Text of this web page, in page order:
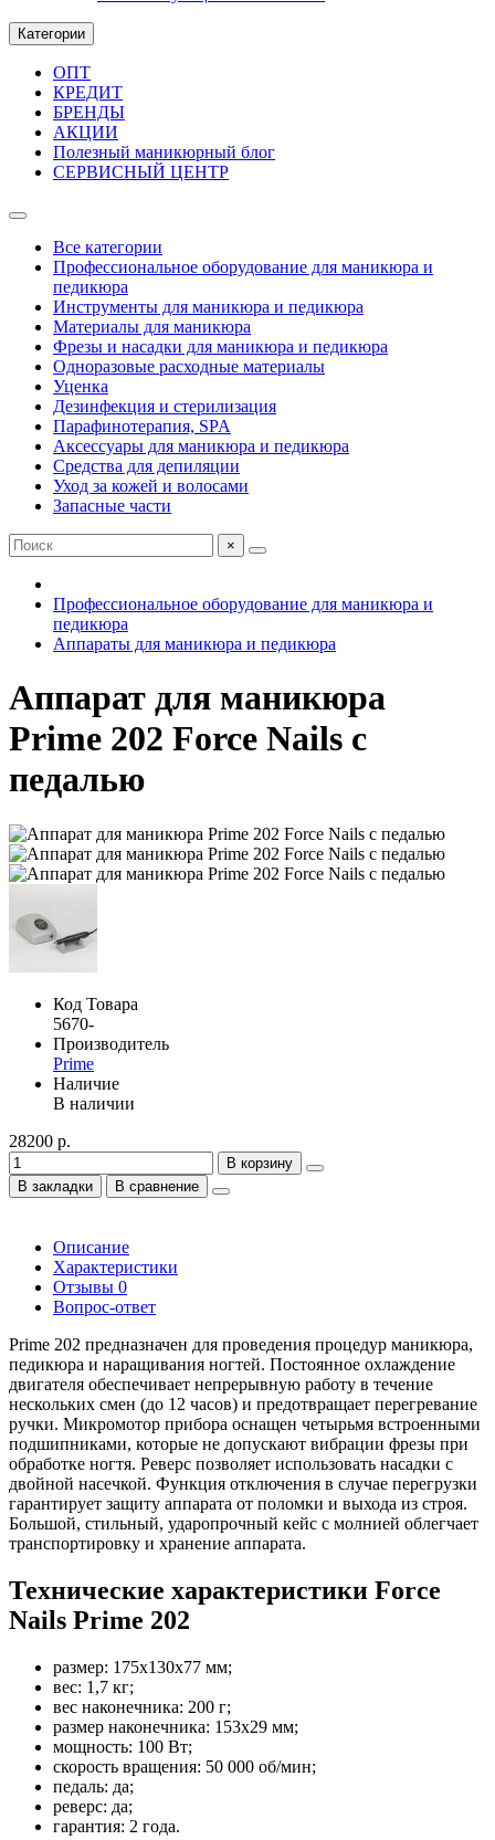
Категории
ОПТ
КРЕДИТ
БРЕНДЫ
АКЦИИ
Полезный маникюрный блог
СЕРВИСНЫЙ ЦЕНТР
Все категории
Профессиональное оборудование для маникюра и
педикюра
Инструменты для маникюра и педикюра
Материалы для маникюра
Фрезы и насадки для маникюра и педикюра
Одноразовые расходные материалы
Уценка
Дезинфекция и стерилизация
Парафинотерапия, SPA
Аксессуары для маникюра и педикюра
Средства для депиляции
Уход за кожей и волосами
Запасные части
×
Профессиональное оборудование для маникюра и
педикюра
Аппараты для маникюра и педикюра
Аппарат для маникюра
Prime 202 Force Nails с
педалью
Код Товара
5670-
Производитель
Prime
Наличие
В наличии
28200 р.
В корзину
В закладки
В сравнение
Описание
Характеристики
Отзывы 0
Вопрос-ответ
Prime 202 предназначен для проведения процедур маникюра,
педикюра и наращивания ногтей. Постоянное охлаждение
двигателя обеспечивает непрерывную работу в течение
нескольких смен (до 12 часов) и предотвращает перегревание
ручки. Микромотор прибора оснащен четырьмя встроенными
подшипниками, которые не допускают вибрации фрезы при
обработке ногтя. Реверс позволяет использовать насадки с
двойной насечкой. Функция отключения в случае перегрузки
гарантирует защиту аппарата от поломки и выхода из строя.
Большой, стильный, ударопрочный кейс с молнией облегчает
транспортировку и хранение аппарата.
Технические характеристики Force
Nails Prime 202
размер: 175x130x77 мм;
вес: 1,7 кг;
вес наконечника: 200 г;
размер наконечника: 153x29 мм;
мощность: 100 Вт;
скорость вращения: 50 000 об/мин;
педаль: да;
реверс: да;
гарантия: 2 года.